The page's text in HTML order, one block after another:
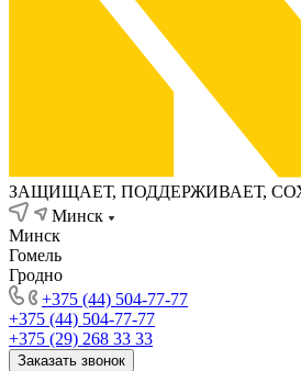
ЗАЩИЩАЕТ, ПОДДЕРЖИВАЕТ,
Минск
Минск
Гомель
Гродно
+375 (44) 504-77-77
+375 (44) 504-77-77
+375 (29) 268 33 33
Заказать звонок